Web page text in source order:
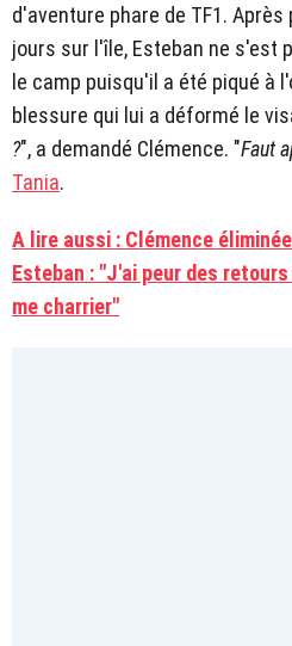
d'aventure phare de TF1.
jours sur l'île, Esteban ne s'est
le camp puisqu'il a été piqué à
blessure qui lui a déformé le
?", a demandé Clémence. "Faut
Tania.
A lire aussi : Clémence
Esteban : "J'ai peur des
me charrier"